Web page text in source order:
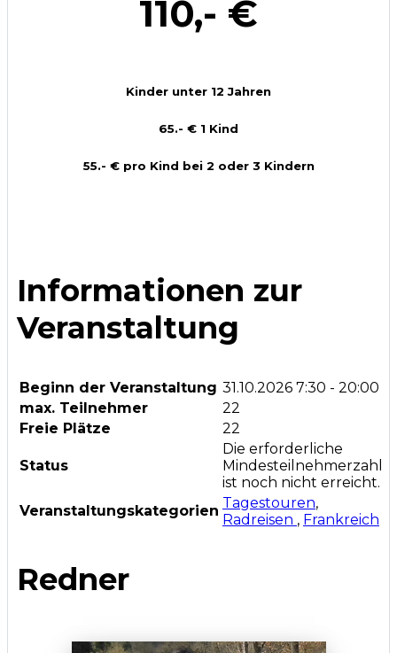
110,- €
Kinder unter 12 Jahren
65.- € 1 Kind
55.- € pro Kind bei 2 oder 3 Kindern
Informationen zur
Veranstaltung
Beginn der Veranstaltung 31.10.2026 7:30 - 20:00
max. Teilnehmer
22
Freie Plätze
22
Status
Die erforderliche
Mindesteilnehmerzahl
ist noch nicht erreicht.
Veranstaltungskategorien Tagestouren,
Radreisen , Frankreich
Redner